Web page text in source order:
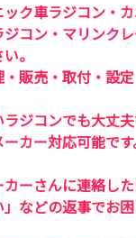
ック車ラジコン・
ジコン・マリンク
。
販売・取付・設定
ジコンでも大丈夫
カー対応可能です
カーさんに連絡し
」などの返事でお